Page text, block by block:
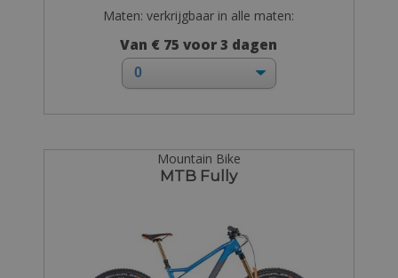
Maten: verkrijgbaar in alle maten:
Van € 75 voor 3 dagen
Mountain Bike
MTB Fully